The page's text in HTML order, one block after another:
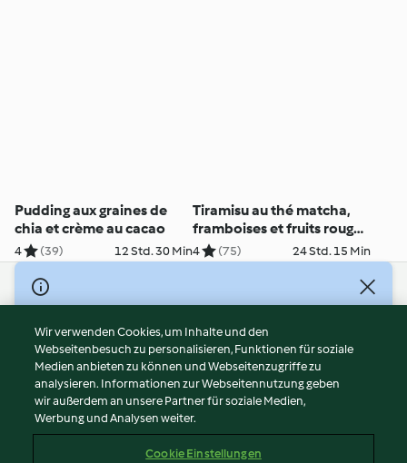
Pudding aux graines de
chia et crème au cacao
4 (39) 12 Std. 30 Min
Tiramisu au thé matcha,
framboises et fruits rouges
variés
4 (75) 24 Std. 15 Min
© Copyright 2026
Nutzungsbedingungen
Datenschutzrichtlinien
Disclaimer
Impressum
Cookies
Wir verwenden Cookies, um Inhalte und den
Webseitenbesuch zu personalisieren, Funktionen für soziale
Medien anbieten zu können und Webseitenzugriffe zu
analysieren. Informationen zur Webseitennutzung geben
wir außerdem an unsere Partner für soziale Medien,
Werbung und Analysen weiter.
Cookie Einstellungen